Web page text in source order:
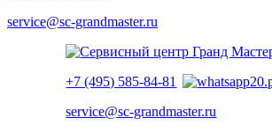
service@sc-grandmaster.ru
+7 (495) 585-84-81
service@sc-grandmaster.ru